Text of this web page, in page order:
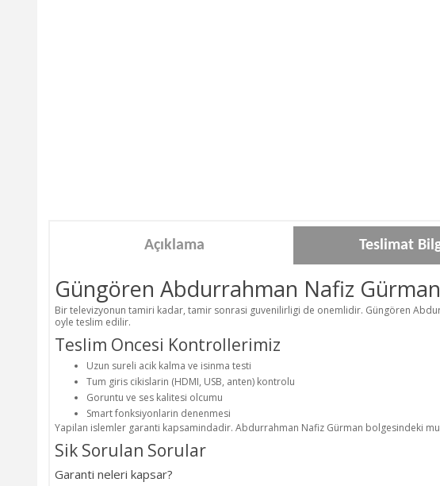
Açıklama Teslimat
Güngören Abdurrahman Nafiz
Bir televizyonun tamiri kadar, tamir sonrasi guvenilirligi de onemlidir. Güngören
oyle teslim edilir.
Teslim Oncesi Kontrollerimiz
Uzun sureli acik kalma ve isinma testi
Tum giris cikislarin (HDMI, USB, anten) kontrolu
Goruntu ve ses kalitesi olcumu
Smart fonksiyonlarin denenmesi
Yapilan islemler garanti kapsamindadir. Abdurrahman Nafiz Gürman bolgesindeki
Sik Sorulan Sorular
Garanti neleri kapsar?